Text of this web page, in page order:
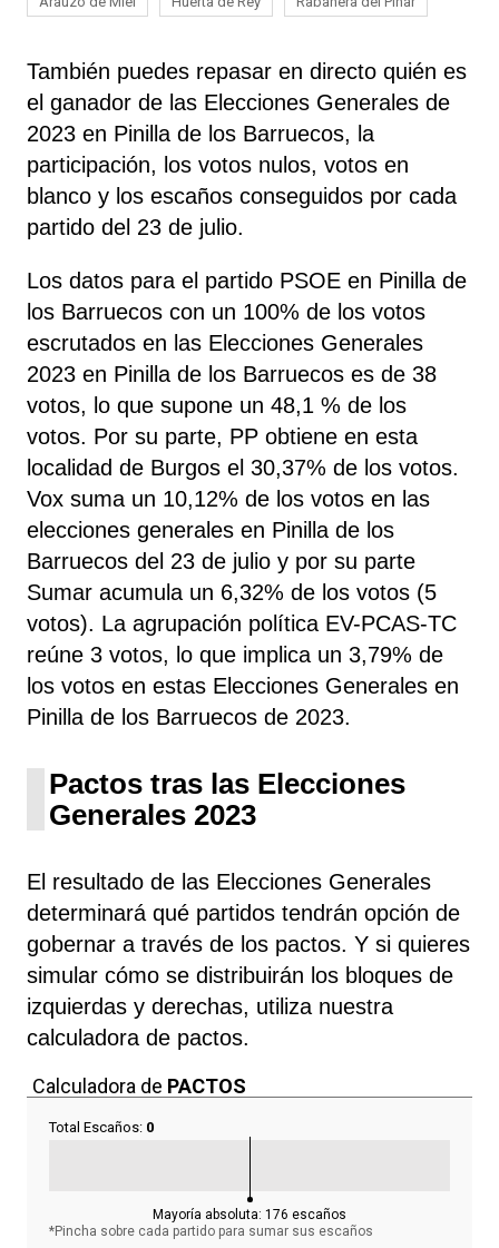
También puedes repasar en directo quién es
el ganador de las Elecciones Generales de
2023 en Pinilla de los Barruecos, la
participación, los votos nulos, votos en
blanco y los escaños conseguidos por cada
partido del 23 de julio.
Los datos para el partido PSOE en Pinilla de
los Barruecos con un 100% de los votos
escrutados en las Elecciones Generales
2023 en Pinilla de los Barruecos es de 38
votos, lo que supone un 48,1 % de los
votos. Por su parte, PP obtiene en esta
localidad de Burgos el 30,37% de los votos.
Vox suma un 10,12% de los votos en las
elecciones generales en Pinilla de los
Barruecos del 23 de julio y por su parte
Sumar acumula un 6,32% de los votos (5
votos). La agrupación política EV-PCAS-TC
reúne 3 votos, lo que implica un 3,79% de
los votos en estas Elecciones Generales en
Pinilla de los Barruecos de 2023.
Pactos tras las Elecciones
Generales 2023
El resultado de las Elecciones Generales
determinará qué partidos tendrán opción de
gobernar a través de los pactos. Y si quieres
simular cómo se distribuirán los bloques de
izquierdas y derechas, utiliza nuestra
calculadora de pactos.
Calculadora de PACTOS
Total Escaños: 0
Mayoría absoluta: 176 escaños
*Pincha sobre cada partido para sumar sus escaños